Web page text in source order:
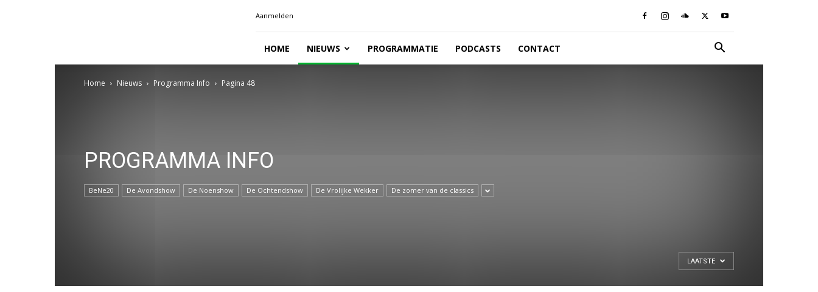
Aanmelden
HOME NIEUWS PROGRAMMATIE PODCASTS CONTACT
Home Nieuws Programma Info Pagina 48
PROGRAMMA INFO
BeNe20 De Avondshow De Noenshow De Ochtendshow De Vrolijke Wekker De zomer van de classics
LAATSTE